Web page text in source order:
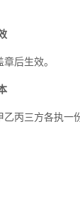
后生效。
丙三方各执一份